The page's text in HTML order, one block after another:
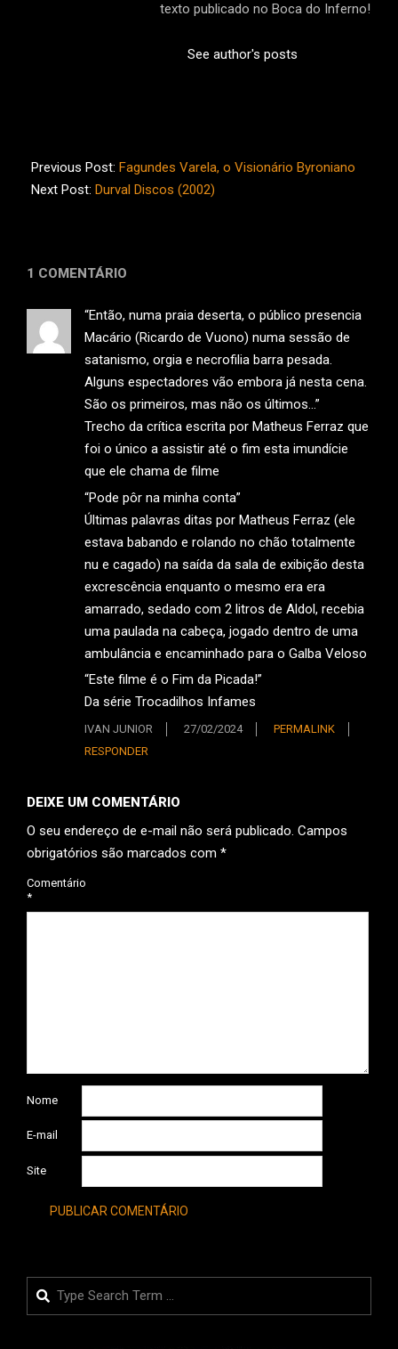
texto publicado no Boca do Inferno!
See author's posts
11-
22
Previous Post: Fagundes Varela, o Visionário Byroniano
Next Post: Durval Discos (2002)
1 COMENTÁRIO
“Então, numa praia deserta, o público presencia
Macário (Ricardo de Vuono) numa sessão de
satanismo, orgia e necrofilia barra pesada.
Alguns espectadores vão embora já nesta cena.
São os primeiros, mas não os últimos…”
Trecho da crítica escrita por Matheus Ferraz que
foi o único a assistir até o fim esta imundície
que ele chama de filme
“Pode pôr na minha conta”
Últimas palavras ditas por Matheus Ferraz (ele
estava babando e rolando no chão totalmente
nu e cagado) na saída da sala de exibição desta
excrescência enquanto o mesmo era era
amarrado, sedado com 2 litros de Aldol, recebia
uma paulada na cabeça, jogado dentro de uma
ambulância e encaminhado para o Galba Veloso
“Este filme é o Fim da Picada!”
Da série Trocadilhos Infames
IVAN JUNIOR 27/02/2024
PERMALINK
RESPONDER
DEIXE UM COMENTÁRIO
O seu endereço de e-mail não será publicado. Campos
obrigatórios são marcados com *
Comentário
*
Nome
E-mail
Site
Search